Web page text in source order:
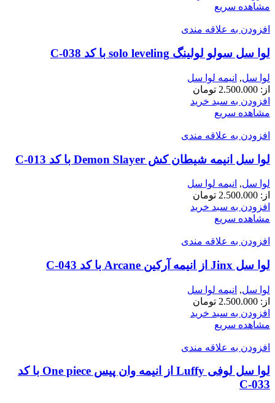
مشاهده سریع
افزودن به علاقه مندی
لوا سل سولو لولینگ solo leveling با کد C-038
لوا سل, انیمه لوا سل
از: 2.500.000 تومان
افزودن به سبد خرید
مشاهده سریع
افزودن به علاقه مندی
لوا سل انیمه شیطان کش Demon Slayer با کد C-013
لوا سل, انیمه لوا سل
از: 2.500.000 تومان
افزودن به سبد خرید
مشاهده سریع
افزودن به علاقه مندی
لوا سل Jinx از انیمه آرکین Arcane با کد C-043
لوا سل, انیمه لوا سل
از: 2.500.000 تومان
افزودن به سبد خرید
مشاهده سریع
افزودن به علاقه مندی
لوا سل لوفی Luffy از انیمه وان پیس One piece با کد
C-033